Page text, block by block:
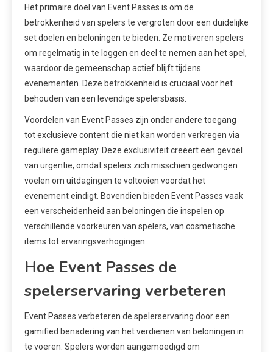
Het primaire doel van Event Passes is om de
betrokkenheid van spelers te vergroten door een duidelijke
set doelen en beloningen te bieden. Ze motiveren spelers
om regelmatig in te loggen en deel te nemen aan het spel,
waardoor de gemeenschap actief blijft tijdens
evenementen. Deze betrokkenheid is cruciaal voor het
behouden van een levendige spelersbasis.
Voordelen van Event Passes zijn onder andere toegang
tot exclusieve content die niet kan worden verkregen via
reguliere gameplay. Deze exclusiviteit creëert een gevoel
van urgentie, omdat spelers zich misschien gedwongen
voelen om uitdagingen te voltooien voordat het
evenement eindigt. Bovendien bieden Event Passes vaak
een verscheidenheid aan beloningen die inspelen op
verschillende voorkeuren van spelers, van cosmetische
items tot ervaringsverhogingen.
Hoe Event Passes de
spelerservaring verbeteren
Event Passes verbeteren de spelerservaring door een
gamified benadering van het verdienen van beloningen in
te voeren. Spelers worden aangemoedigd om